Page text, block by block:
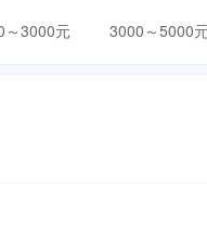
～3000元 3000～5000